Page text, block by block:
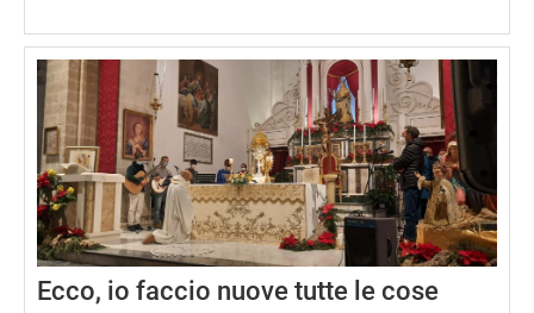
Ecco, io faccio nuove tutte le cose